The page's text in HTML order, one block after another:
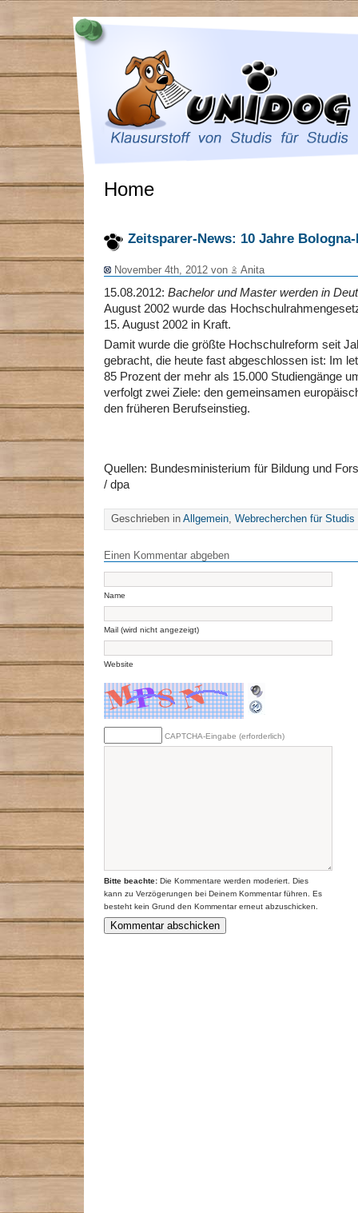
Home
Zeitsparer-News: 10 Jahre
November 4th, 2012 von Anita
15.08.2012: Bachelor und Master werden in
August 2002 wurde das
15. August 2002 in Kraft.
Damit wurde die größte Hochschulreform seit
gebracht, die heute fast abgeschlossen ist: Im
85 Prozent der mehr als 15.000 Studiengänge
verfolgt zwei Ziele: den gemeinsamen
den früheren Berufseinstieg.
Quellen: Bundesministerium für Bildung und
/ dpa
Geschrieben in Allgemein, Webrecherchen für Studis
Einen Kommentar abgeben
Name
Mail (wird nicht angezeigt)
Website
CAPTCHA-Eingabe (erforderlich)
Bitte beachte: Die Kommentare werden moderiert. Dies
kann zu Verzögerungen bei Deinem Kommentar führen. Es
besteht kein Grund den Kommentar erneut abzuschicken.